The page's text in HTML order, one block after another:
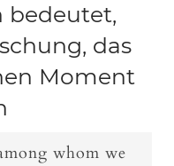
bedeutet,
das
Moment
whom we